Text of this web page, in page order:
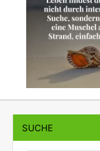
SUCHE